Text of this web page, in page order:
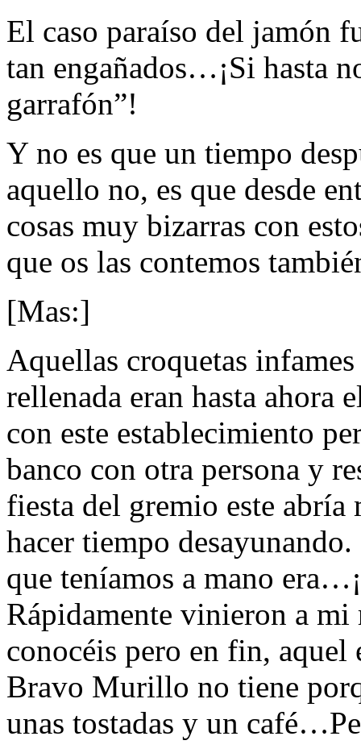
El caso paraíso del jamón
tan engañados…¡Si hasta
garrafón”!
Y no es que un tiempo
aquello no, es que desde
cosas muy bizarras con
que os las contemos
[Mas:]
Aquellas croquetas
rellenada eran hasta ahora
con este establecimiento
banco con otra persona y
fiesta del gremio este
hacer tiempo
que teníamos a mano
Rápidamente vinieron a mi
conocéis pero en fin, aquel
Bravo Murillo no tiene
unas tostadas y un